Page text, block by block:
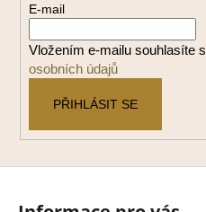
E-mail
Vložením e-mailu souhlasíte s
osobních údajů
PŘIHLÁSIT SE